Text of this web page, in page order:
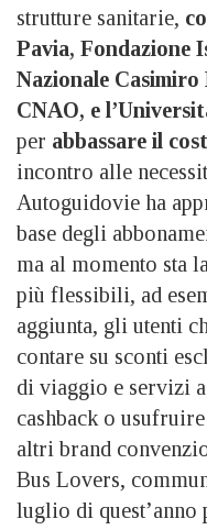
strutture sanitarie,
Pavia, Fondazione
Nazionale
CNAO, e
per abbassare il
incontro alle
Autoguidovie ha
base degli
ma al momento sta
più flessibili, ad
aggiunta, gli utenti
contare su sconti
di viaggio e servizi
cashback o
altri brand
Bus Lovers,
luglio di quest’anno